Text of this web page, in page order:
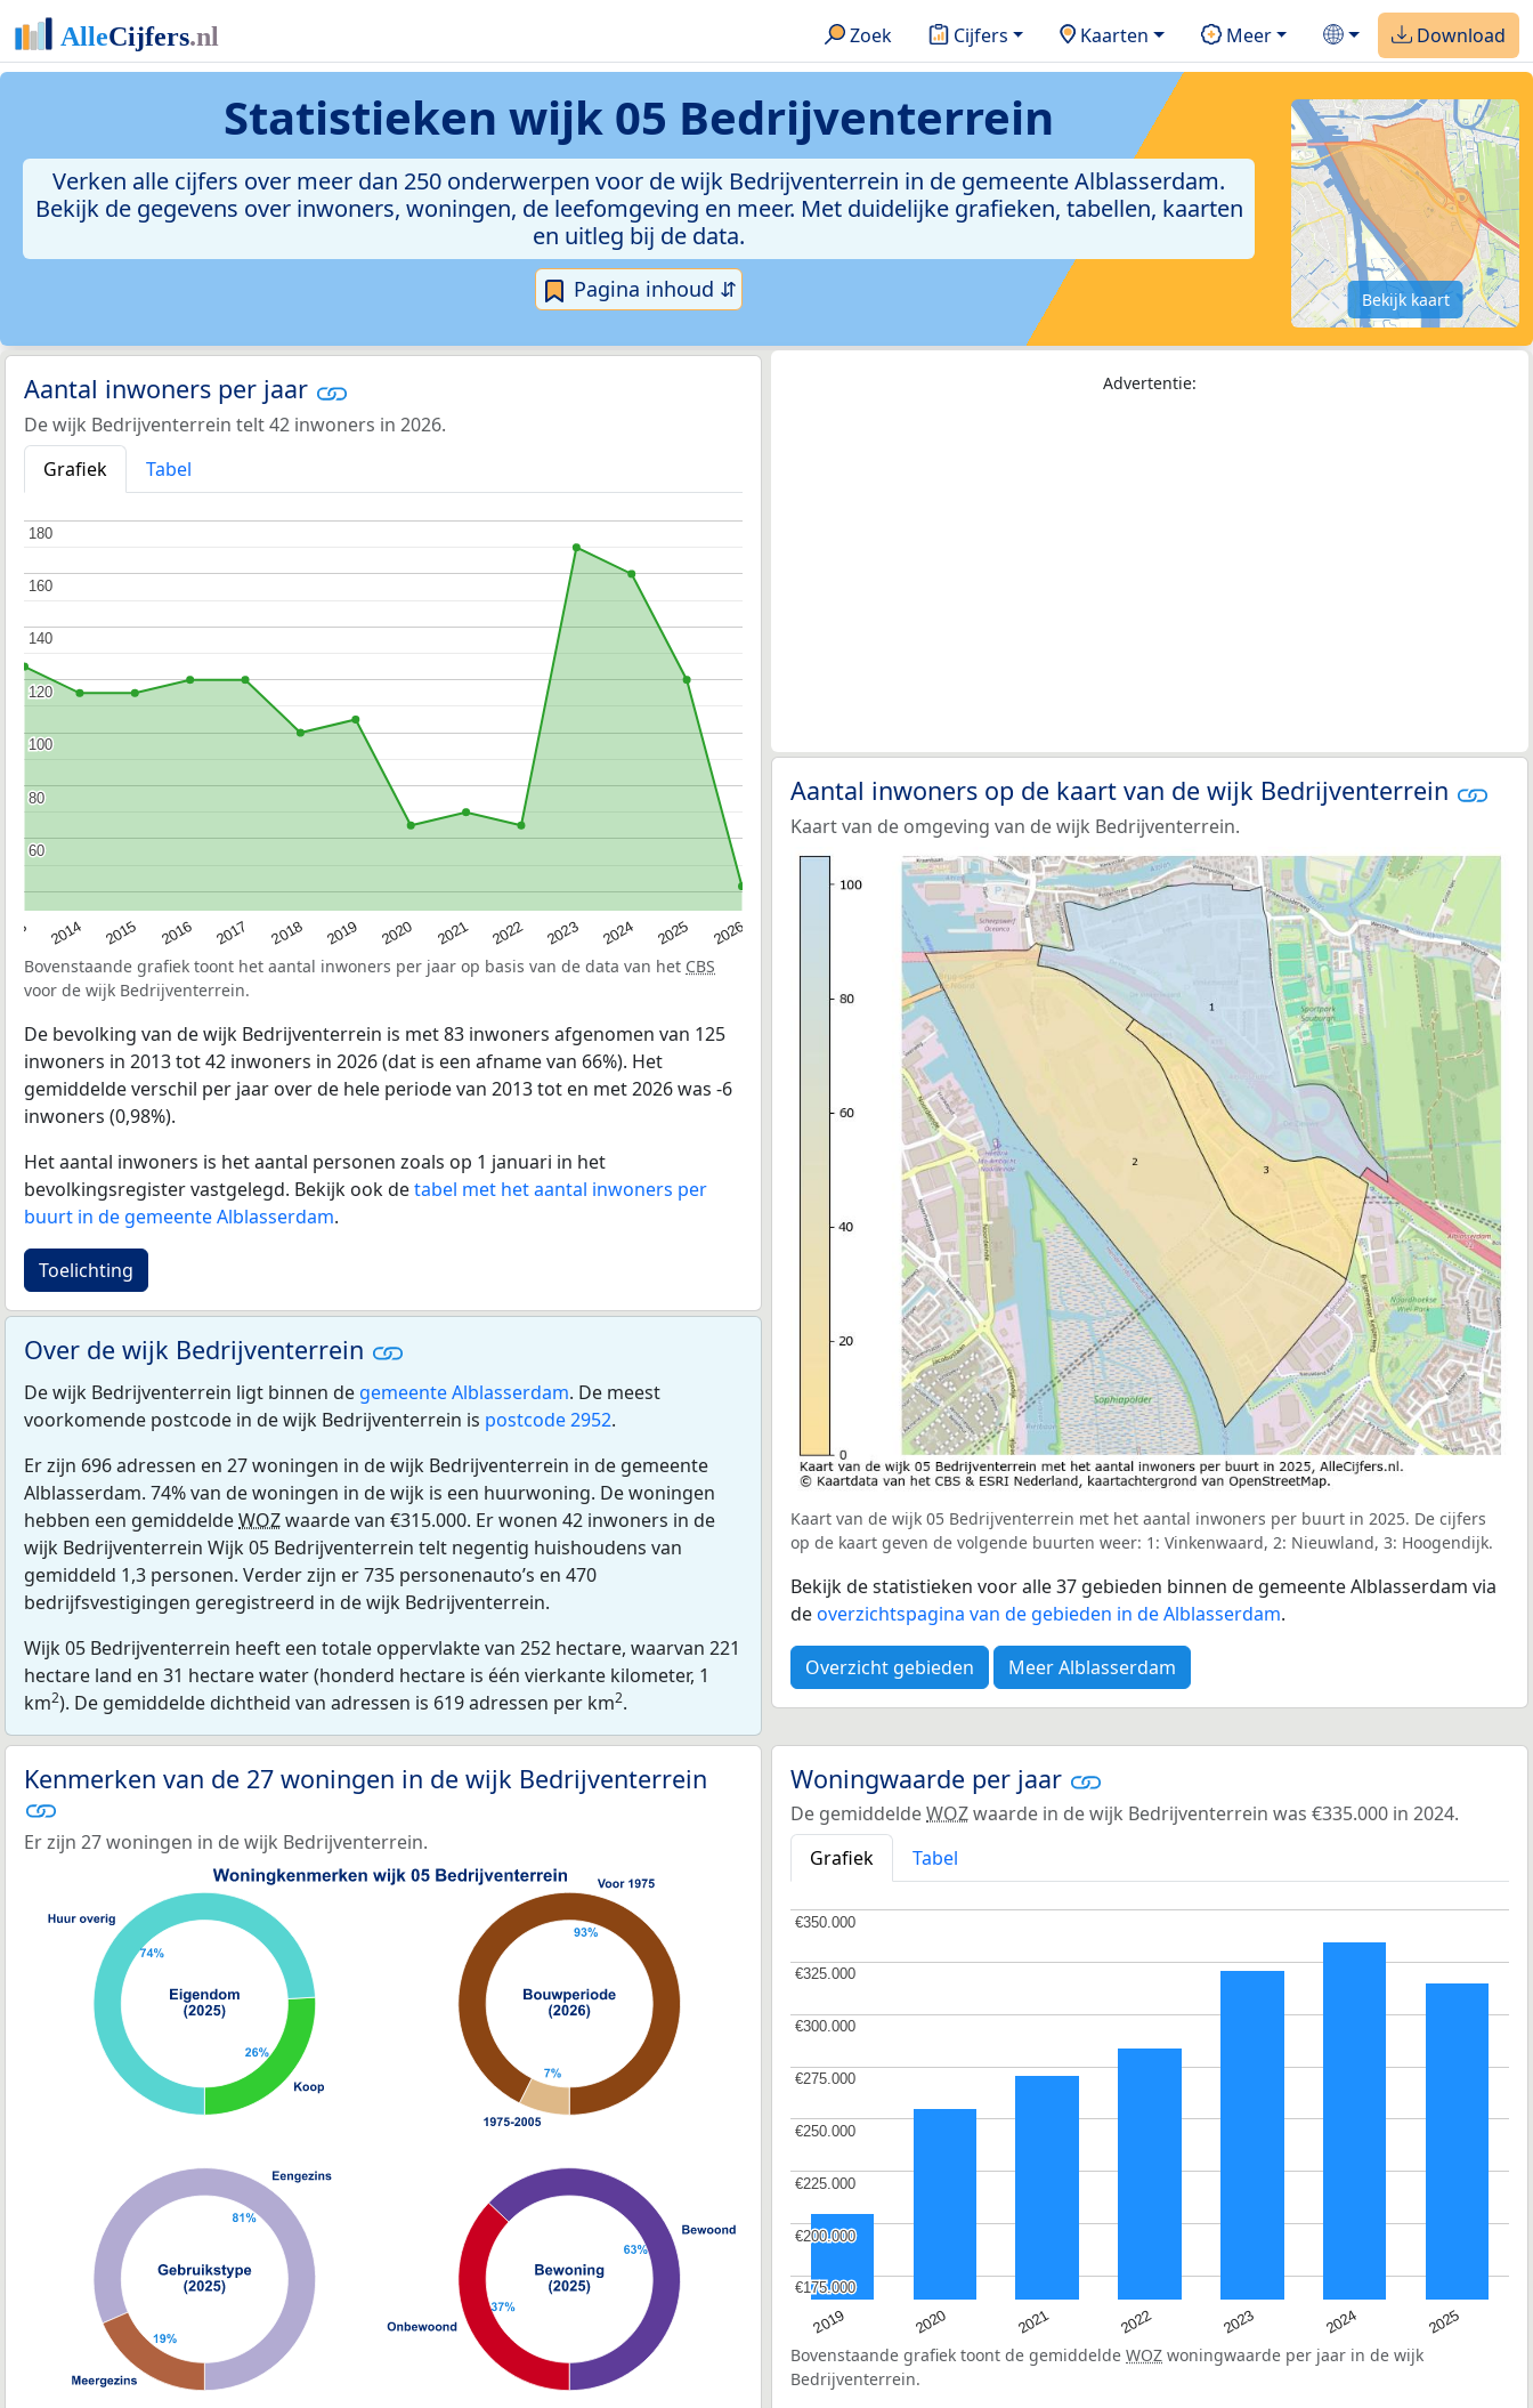
Zoek Cijfers Kaarten Meer Download
Statistieken wijk 05 Bedrijventerrein
Verken alle cijfers over meer dan 250 onderwerpen voor de wijk Bedrijventerrein in de gemeente Alblasserdam.
Bekijk de gegevens over inwoners, woningen, de leefomgeving en meer. Met duidelijke grafieken, tabellen, kaarten
en uitleg bij de data.
Pagina inhoud ⇵ Bekijk kaart
Aantal inwoners per jaar
De wijk Bedrijventerrein telt 42 inwoners in 2026.
Grafiek
Tabel
2014 2015 2016 2017 2018 2019 2020 2021 2022 2023 2024 2025 2026
60
60
80
80
100
100
120
120
140
140
160
160
180
180
Bovenstaande grafiek toont het aantal inwoners per jaar op basis van de data van het CBS
voor de wijk Bedrijventerrein.
De bevolking van de wijk Bedrijventerrein is met 83 inwoners afgenomen van 125
inwoners in 2013 tot 42 inwoners in 2026 (dat is een afname van 66%). Het
gemiddelde verschil per jaar over de hele periode van 2013 tot en met 2026 was -6
inwoners (0,98%).
Het aantal inwoners is het aantal personen zoals op 1 januari in het
bevolkingsregister vastgelegd. Bekijk ook detabel met het aantal inwoners per
buurt in de gemeente Alblasserdam.
Toelichting
Over de wijk Bedrijventerrein
De wijk Bedrijventerrein ligt binnen de gemeente Alblasserdam. De meest
voorkomende postcode in de wijk Bedrijventerrein is postcode 2952.
Er zijn 696 adressen en 27 woningen in de wijk Bedrijventerrein in de gemeente
Alblasserdam. 74% van de woningen in de wijk is een huurwoning. De woningen
hebben een gemiddeldeWOZwaarde van €315.000. Er wonen 42 inwoners in de
wijk Bedrijventerrein Wijk 05 Bedrijventerrein telt negentig huishoudens van
gemiddeld 1,3 personen. Verder zijn er 735 personenauto’s en 470
bedrijfsvestigingen geregistreerd in de wijk Bedrijventerrein.
Wijk 05 Bedrijventerrein heeft een totale oppervlakte van 252 hectare, waarvan 221
hectare land en 31 hectare water (honderd hectare is één vierkante kilometer, 1
km2). De gemiddelde dichtheid van adressen is 619 adressen per km2.
Advertentie:
Aantal inwoners op de kaart van de wijk Bedrijventerrein
Kaart van de omgeving van de wijk Bedrijventerrein.
Kaart van de wijk 05 Bedrijventerrein met het aantal inwoners per buurt in 2025. De cijfers
op de kaart geven de volgende buurten weer: 1: Vinkenwaard, 2: Nieuwland, 3: Hoogendijk.
Bekijk de statistieken voor alle 37 gebieden binnen de gemeente Alblasserdam via
deoverzichtspagina van de gebieden in de Alblasserdam.
Overzicht gebieden Meer Alblasserdam
Kenmerken van de 27 woningen in de wijk Bedrijventerrein
Er zijn 27 woningen in de wijk Bedrijventerrein.
Woningwaarde per jaar
De gemiddeldeWOZwaarde in de wijk Bedrijventerrein was €335.000 in 2024.
Grafiek
Tabel
2019 2020 2021 2022 2023 2024 2025
€175.000
€175.000
€200.000
€200.000
€225.000
€225.000
€250.000
€250.000
€275.000
€275.000
€300.000
€300.000
€325.000
€325.000
€350.000
€350.000
Bovenstaande grafiek toont de gemiddelde WOZ woningwaarde per jaar in de wijk
Bedrijventerrein.